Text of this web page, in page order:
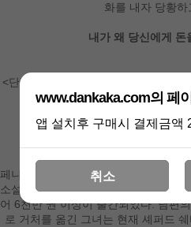
화를 내자 당황
내가 왜 당신에게 돈
<단발까까에서는 발행일기준2개월內
다.>
페니 조던
페니는 근 25년 동안 글을 써 온 경이
소설을 발표하였으며, 그녀의 작품은
어 6천만 권 이상이 출간되었다. 남편
로 거처를 옮긴 그녀는 현재 셰퍼드
www.dankaka.com의 페
앱 설치후 구매시 결제금액
취소